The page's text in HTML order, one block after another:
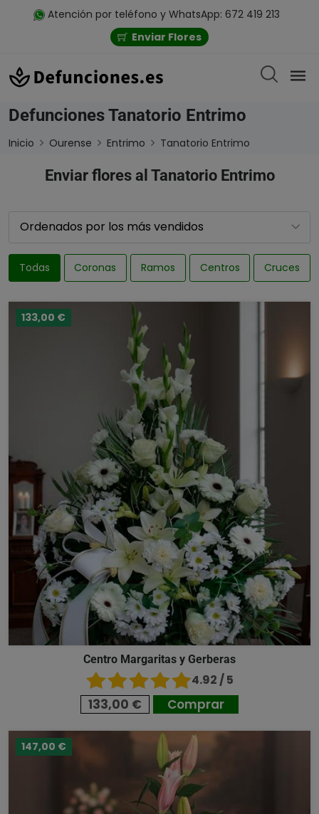
Atención por teléfono y WhatsApp: 672 419 213
Enviar Flores
Defunciones Tanatorio Entrimo
Inicio Ourense Entrimo Tanatorio Entrimo
Enviar flores al Tanatorio Entrimo
Todas Coronas Ramos Centros Cruces
133,00 €
Centro Margaritas y Gerberas
4.92 / 5
133,00 € Comprar
147,00 €